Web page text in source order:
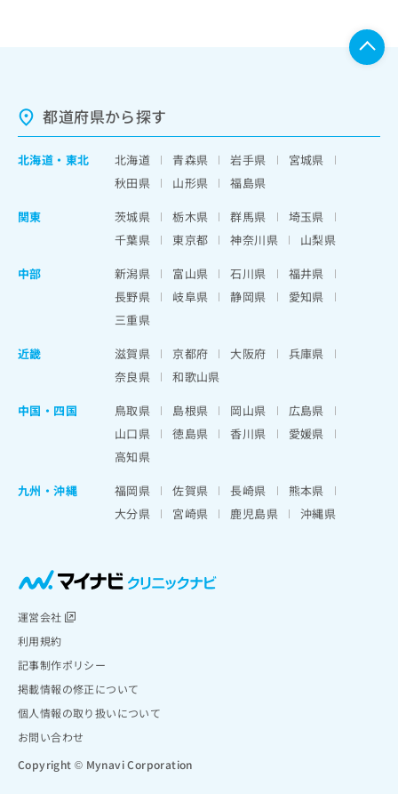
都道府県から探す
北海道 ・ 東北 北海道 青森県 岩手県
宮城県
秋田県
山形県
福島県
関東
茨城県 栃木県 群馬県
埼玉県
千葉県
東京都 神奈川県
山梨県
中部
新潟県 富山県 石川県
福井県
長野県
岐阜県 静岡県
愛知県
三重県
近畿
滋賀県 京都府 大阪府
兵庫県
奈良県
和歌山県
中国・四国
鳥取県 島根県 岡山県
広島県
山口県
徳島県 香川県
愛媛県
高知県
九州・沖縄
福岡県 佐賀県 長崎県
熊本県
大分県
宮崎県 鹿児島県 沖縄県
運営会社
利用規約
記事制作ポリシー
掲載情報の修正について
個人情報の取り扱いについて
お問い合わせ
Copyright © Mynavi Corporation